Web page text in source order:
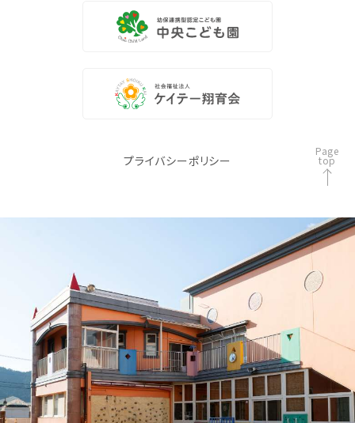
Page
top
プライバシーポリシー